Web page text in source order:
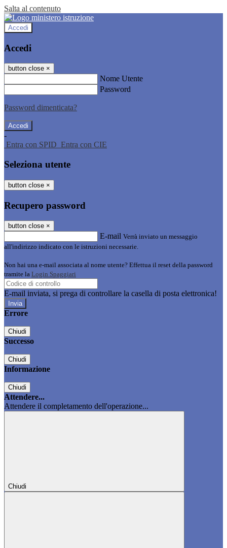
Salta al contenuto
Accedi
Accedi
button close ×
Nome Utente
Password
Password dimenticata?
-
Entra con SPID Entra con CIE
Seleziona utente
button close ×
Recupero password
button close ×
E-mail Verrà inviato un messaggio
all'indirizzo indicato con le istruzioni necessarie.
Non hai una e-mail associata al nome utente? Effettua il reset della password
tramite la Login Spaggiari
E-mail inviata, si prega di controllare la casella di posta elettronica!
Errore
Chiudi
Successo
Chiudi
Informazione
Chiudi
Attendere...
Attendere il completamento dell'operazione...
Chiudi